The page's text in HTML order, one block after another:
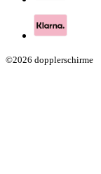
©2026 dopplerschirme